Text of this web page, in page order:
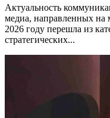
Актуальность
медиа, направленных на
2026 году перешла из
стратегических...